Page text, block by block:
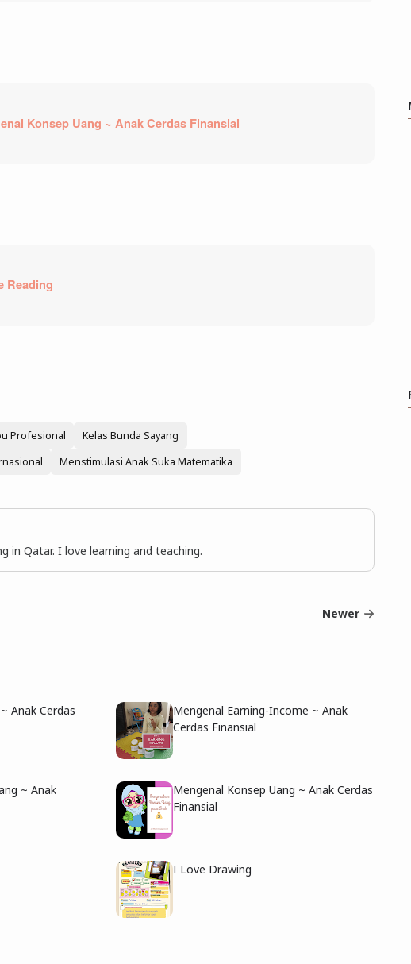
Konsep Uang ~ Anak Cerdas Finansial
Reading
Profesional
Kelas Bunda Sayang
Menstimulasi Anak Suka Matematika
in Qatar. I love learning and teaching.
Newer
Anak Cerdas
Mengenal Earning-Income ~ Anak
Cerdas Finansial
~ Anak
Mengenal Konsep Uang ~ Anak Cerdas
Finansial
I Love Drawing